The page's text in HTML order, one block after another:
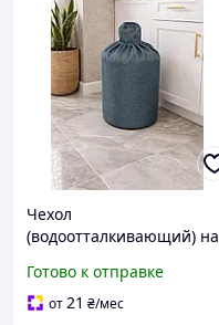
Чехол
(водоотталкивающий) на
Готово к отправке
от21 ₴/мес